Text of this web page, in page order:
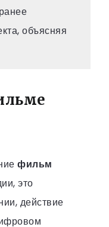
объясняя
фильм
это
действие